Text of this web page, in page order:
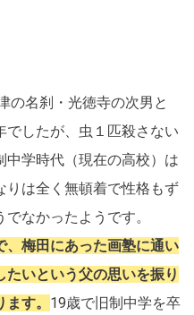
の名刹・光徳寺の次男と
でしたが、虫１匹殺さない
学時代（現在の高校）は
りは全く無頓着で性格もず
なかったようです。
、梅田にあった画塾に通い
いという父の思いを振り
す。 19歳で旧制中学を卒